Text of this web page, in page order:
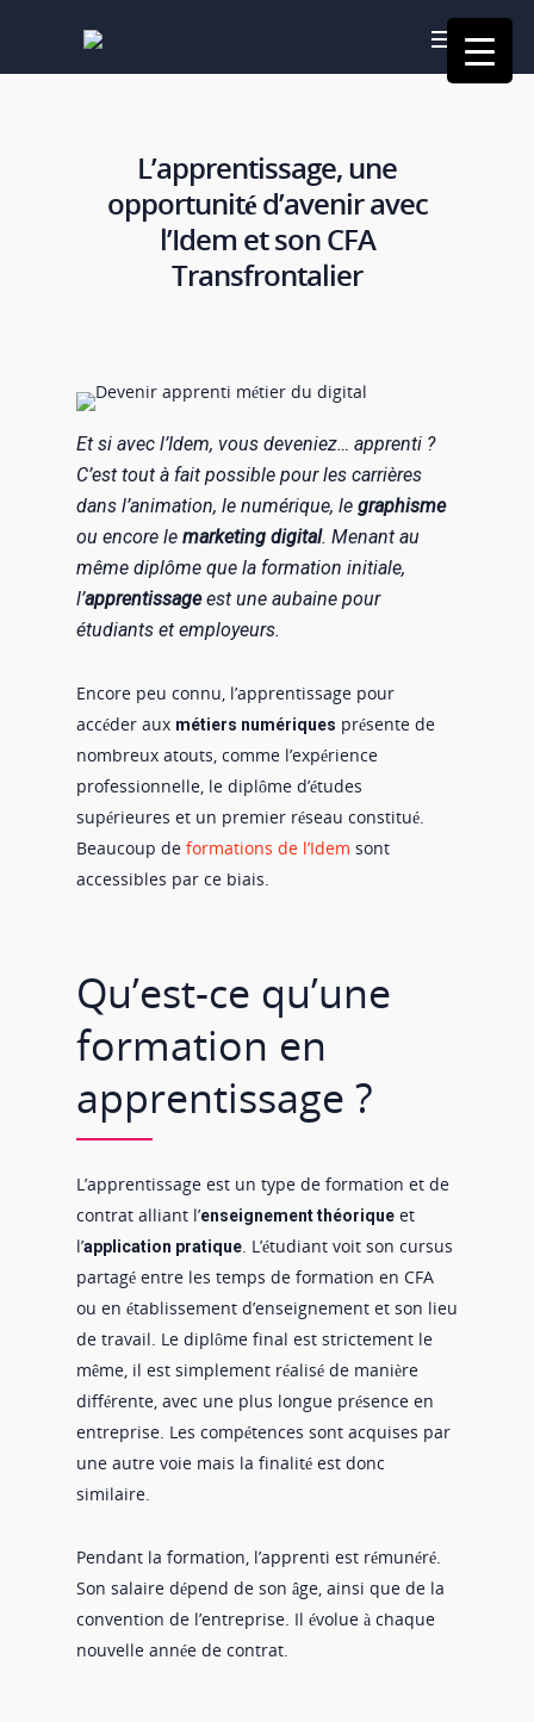
L’apprentissage, une
opportunité d’avenir avec
l’Idem et son CFA
Transfrontalier
Et si avec l’Idem, vous deveniez… apprenti ?
C’est tout à fait possible pour les carrières
dans l’animation, le numérique, le graphisme
ou encore le marketing digital. Menant au
même diplôme que la formation initiale,
l’apprentissageest une aubaine pour
étudiants et employeurs.
Encore peu connu, l’apprentissage pour
accéder aux métiers numériques présente de
nombreux atouts, comme l’expérience
professionnelle, le diplôme d’études
supérieures et un premier réseau constitué.
Beaucoup de formations de l’Idem sont
accessibles par ce biais.
Qu’est-ce qu’une
formation en
apprentissage ?
L’apprentissage est un type de formation et de
contrat alliant l’enseignement théorique et
l’application pratique. L’étudiant voit son cursus
partagé entre les temps de formation en CFA
ou en établissement d’enseignement et son lieu
de travail. Le diplôme final est strictement le
même, il est simplement réalisé de manière
différente, avec une plus longue présence en
entreprise. Les compétences sont acquises par
une autre voie mais la finalité est donc
similaire.
Pendant la formation, l’apprenti est rémunéré.
Son salaire dépend de son âge, ainsi que de la
convention de l’entreprise. Il évolue à chaque
nouvelle année de contrat.